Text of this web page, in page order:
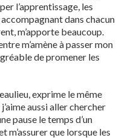
l’apprentissage, les
dans chacun
m’apporte beaucoup.
m’amène à passer mon
de promener les
exprime le même
aussi aller chercher
pause le temps d’un
m’assurer que lorsque les